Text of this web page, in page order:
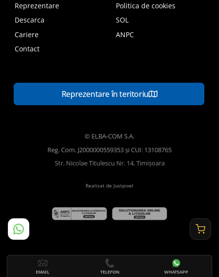
Reprezentare
Descarca
Cariere
Contact
Politica de cookies
SOL
ANPC
Reprezentare în teritoriu
© ELBA-COM S.A.
Reg. Com. J2000000559353 și CUI: 13108765
Str. Nicolae Titulescu Nr. 14, Timișoara
Realizat de Justpixel
EMAIL TELEFON WHATSAPP